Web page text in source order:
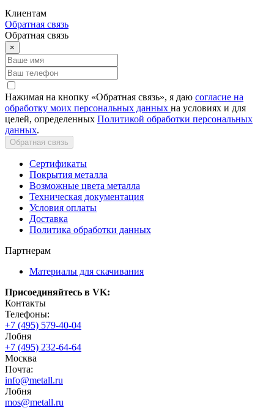
Клиентам
Обратная связь
Обратная связь
×
Нажимая на кнопку «Обратная связь», я даю согласие на
обработку моих персональных данных на условиях и для
целей, определенных Политикой обработки персональных
данных.
Обратная связь
Сертификаты
Покрытия металла
Возможные цвета металла
Техническая документация
Условия оплаты
Доставка
Политика обработки данных
Партнерам
Материалы для скачивания
Присоединяйтесь в VK:
Контакты
Телефоны:
+7 (495) 579-40-04
Лобня
+7 (495) 232-64-64
Москва
Почта:
info@metall.ru
Лобня
mos@metall.ru